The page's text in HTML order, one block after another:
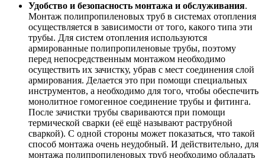
Удобство и безопасность монтажа и обслуживания.
Монтаж полипропиленовых труб в системах отопления
осуществляется в зависимости от того, какого типа эти
трубы. Для систем отопления используются
армированные полипропиленовые трубы, поэтому
перед непосредственным монтажом необходимо
осуществить их зачистку, убрав с мест соединения слой
армирования. Делается это при помощи специальных
инструментов, а необходимо для того, чтобы обеспечить
монолитное гомогенное соединение трубы и фитинга.
После зачистки трубы свариваются при помощи
термической сварки (её ещё называют раструбной
сваркой). С одной стороны может показаться, что такой
способ монтажа очень неудобный. И действительно, для
монтажа полипропиленовых труб необходимо обладать